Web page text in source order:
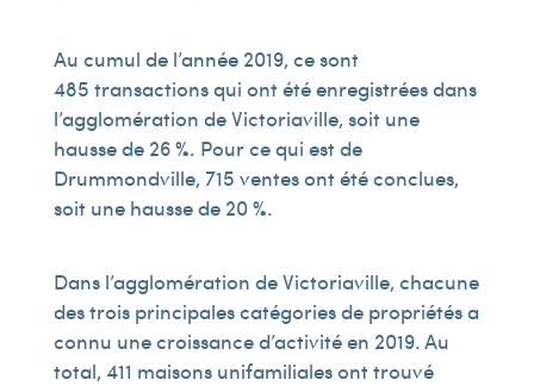
Au cumul de l’année 2019, ce sont
485 transactions qui ont été enregistrées dans
l’agglomération de Victoriaville, soit une
hausse de 26 %. Pour ce qui est de
Drummondville, 715 ventes ont été conclues,
soit une hausse de 20 %.
Dans l’agglomération de Victoriaville, chacune
des trois principales catégories de propriétés a
connu une croissance d’activité en 2019. Au
total, 411 maisons unifamiliales ont trouvé